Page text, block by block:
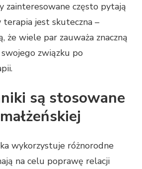
zainteresowane często pytają
terapia jest skuteczna –
że wiele par zauważa znaczną
związku po
są stosowane
wykorzystuje różnorodne
na celu poprawę relacji